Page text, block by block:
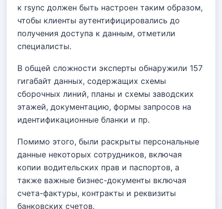
к rsync должен быть настроен таким образом,
чтобы клиенты аутентифицировались до
получения доступа к данным, отметили
специалисты.
В общей сложности эксперты обнаружили 157
гигабайт данных, содержащих схемы
сборочных линий, планы и схемы заводских
этажей, документацию, формы запросов на
идентификационные бланки и пр.
Помимо этого, были раскрыты персональные
данные некоторых сотрудников, включая
копии водительских прав и паспортов, а
также важные бизнес-документы включая
счета-фактуры, контракты и реквизиты
банковских счетов.